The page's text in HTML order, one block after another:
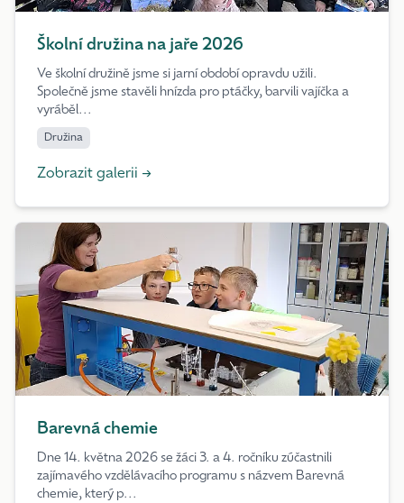
Školní družina na jaře 2026
Ve školní družině jsme si jarní období opravdu užili.
Společně jsme stavěli hnízda pro ptáčky, barvili vajíčka a
vyráběl...
Družina
Zobrazit galerii →
Barevná chemie
Dne 14. května 2026 se žáci 3. a 4. ročníku zúčastnili
zajímavého vzdělávacího programu s názvem Barevná
chemie, který p...